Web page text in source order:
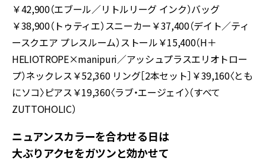
￥42,900（エブール／リトルリーグ インク）バッグ
￥38,900（トゥティエ）スニーカー￥37,400（デイト／ティ
ースクエア プレスルーム）ストール￥15,400（H＋
HELIOTROPE×manipuri／アッシュプラスエリオトロー
プ）ネックレス￥52,360 リング［2本セット］￥39,160〈とも
にソコ〉ピアス￥19,360〈ラブ・エージェイ〉（すべて
ZUTTOHOLIC）
ニュアンスカラーを合わせる日は
大ぶりアクセをガツンと効かせて